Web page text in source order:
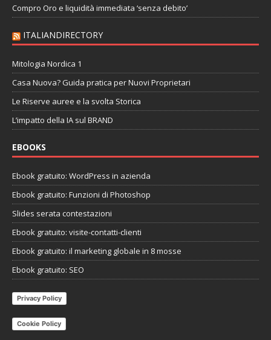
Compro Oro e liquidità immediata ‘senza debito’
ITALIANDIRECTORY
Mitologia Nordica 1
Casa Nuova? Guida pratica per Nuovi Proprietari
Le Riserve auree e la svolta Storica
L’impatto della IA sul BRAND
EBOOKS
Ebook gratuito: WordPress in azienda
Ebook gratuito: Funzioni di Photoshop
Slides serata contestazioni
Ebook gratuito: visite-contatti-clienti
Ebook gratuito: il marketing globale in 8 mosse
Ebook gratuito: SEO
Privacy Policy
Cookie Policy